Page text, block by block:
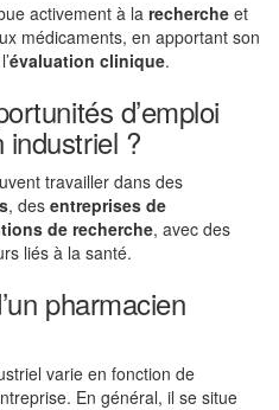
activement à la recherche et
médicaments, en apportant son
évaluation clinique.
d’emploi
industriel ?
travailler dans des
, des entreprises de
de recherche, avec des
liés à la santé.
pharmacien
varie en fonction de
En général, il se situe